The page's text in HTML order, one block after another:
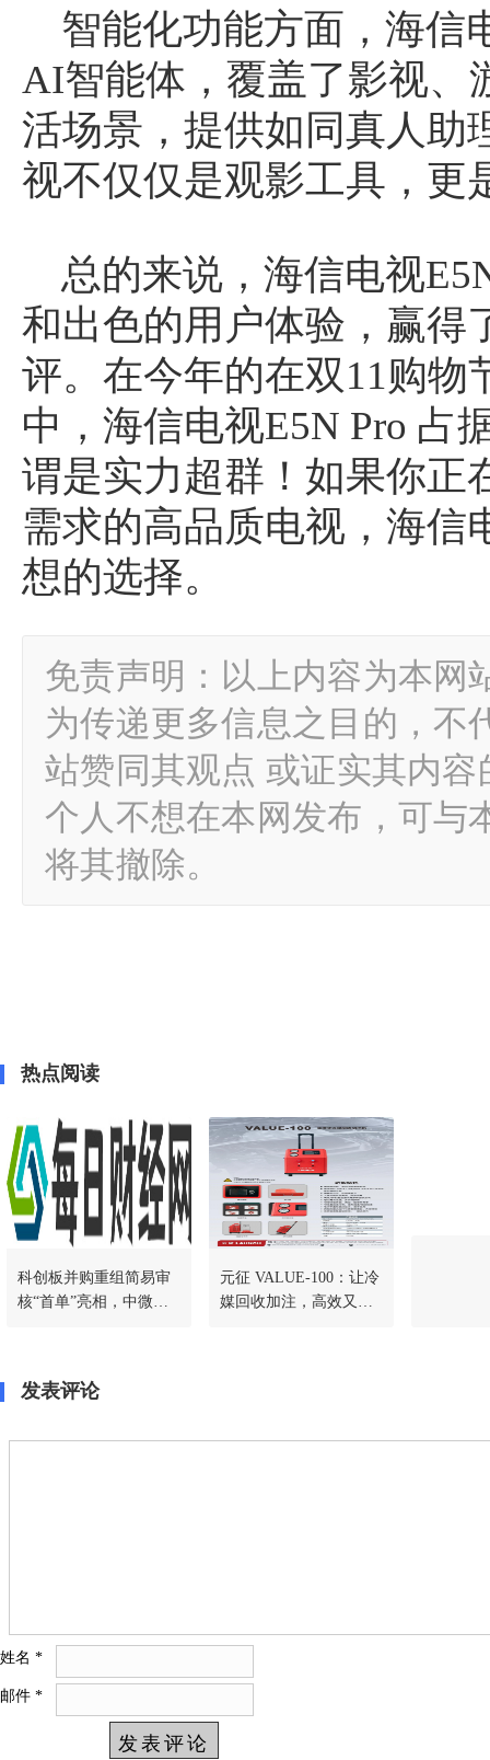
智能化功能方面，海信
AI智能体，覆盖了影视、
活场景，提供如同真人助
视不仅仅是观影工具，更
总的来说，海信电视
和出色的用户体验，赢得
评。在今年的在双11购物
中，海信电视E5N Pro 占
谓是实力超群！如果你正
需求的高品质电视，海信
想的选择。
免责声明：以上内容为本网
为传递更多信息之目的，不
站赞同其观点 或证实其内
个人不想在本网发布，可与
将其撤除。
热点阅读
科创板并购重组简易审
核“首单”亮相，中微公
元征 VALUE-100：让冷
媒回收加注，高效又省
发表评论
姓名 *
邮件 *